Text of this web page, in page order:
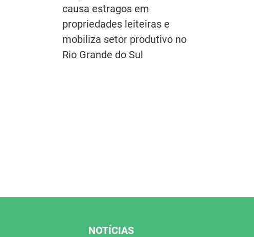
causa estragos em
propriedades leiteiras e
mobiliza setor produtivo no
Rio Grande do Sul
NOTÍCIAS